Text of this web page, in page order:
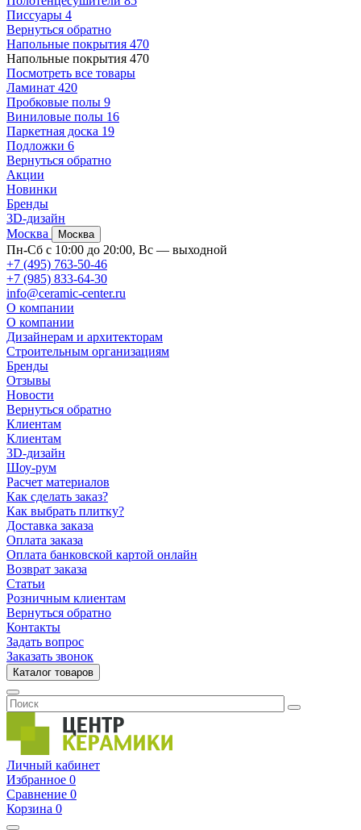
Писсуары 4
Вернуться обратно
Напольные покрытия 470
Напольные покрытия 470
Посмотреть все товары
Ламинат 420
Пробковые полы 9
Виниловые полы 16
Паркетная доска 19
Подложки 6
Вернуться обратно
Акции
Новинки
Бренды
3D-дизайн
Москва
Москва
Пн-Сб с 10:00 до 20:00, Вс — выходной
+7 (495) 763-50-46
+7 (985) 833-64-30
info@ceramic-center.ru
О компании
О компании
Дизайнерам и архитекторам
Строительным организациям
Бренды
Отзывы
Новости
Вернуться обратно
Клиентам
Клиентам
3D-дизайн
Шоу-рум
Расчет материалов
Как сделать заказ?
Как выбрать плитку?
Доставка заказа
Оплата заказа
Оплата банковской картой онлайн
Возврат заказа
Статьи
Розничным клиентам
Вернуться обратно
Контакты
Задать вопрос
Заказать звонок
Каталог товаров
Личный кабинет
Избранное 0
Сравнение 0
Корзина 0